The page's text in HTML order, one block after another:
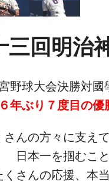
三回明治
野球大会決勝対
６年ぶり７度目の優
さんの方々に支え
日本一を掴むこ
くさんの応援、本